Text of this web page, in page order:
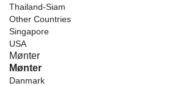
Thailand-Siam
Other Countries
Singapore
USA
Mønter
Mønter
Danmark